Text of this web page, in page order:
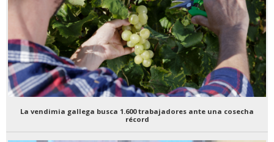
La vendimia gallega busca 1.600 trabajadores ante una cosecha
récord